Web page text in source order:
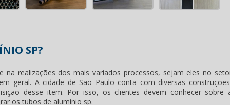
SP?
realizações dos mais variados processos, sejam eles no
geral. A cidade de São Paulo conta com diversas
desse item. Por isso, os clientes devem conhecer sobre
ostubos de alumínio sp.